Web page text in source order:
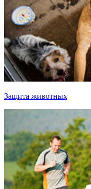
Защита животных